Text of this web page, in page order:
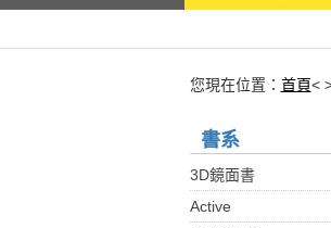
您現在位置： 首頁<
書系
3D鏡面書
Active